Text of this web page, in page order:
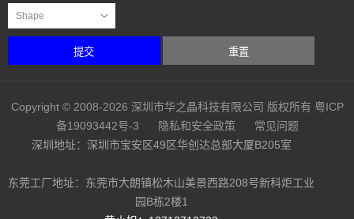
提交 重置
Copyright © 2008-2026 深圳市华之晶科技有限公司 版权所有 粤ICP
备19093442号-3
隐私和安全政策
常见问题
深圳地址：深圳市宝安区49区华创达总部大厦B205室
东莞工厂地址：东莞市大朗镇松木山美景西路208号新科炬工业
园B栋2楼1